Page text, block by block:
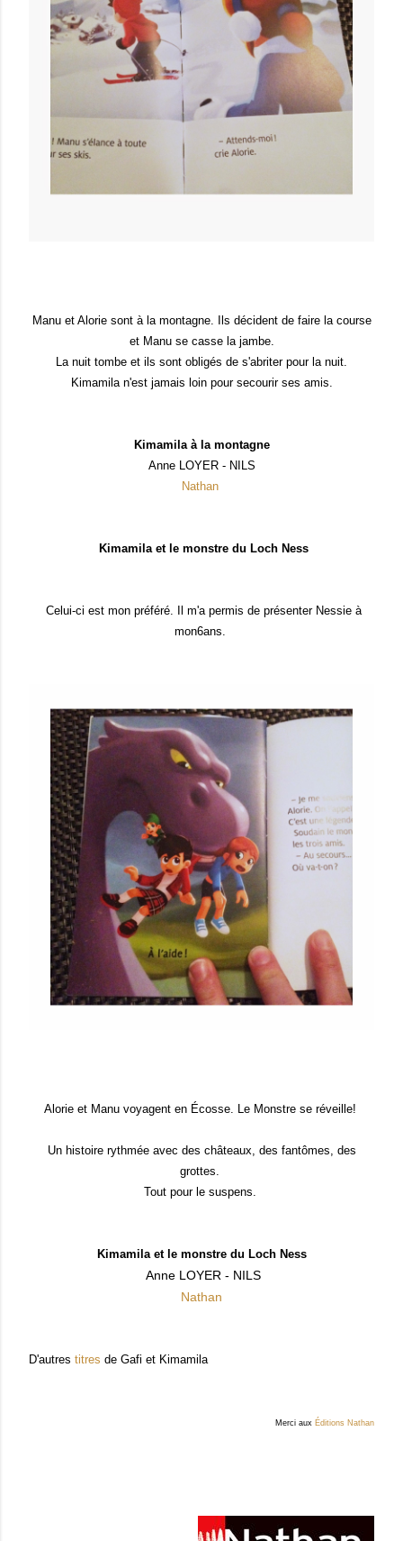
Manu et Alorie sont à la montagne. Ils décident de faire la course
et Manu se casse la jambe.
La nuit tombe et ils sont obligés de s'abriter pour la nuit.
Kimamila n'est jamais loin pour secourir ses amis.
Kimamila à la montagne
Anne LOYER - NILS
Nathan
Kimamila et le monstre du Loch Ness
Celui-ci est mon préféré. Il m'a permis de présenter Nessie à
mon6ans.
Alorie et Manu voyagent en Écosse. Le Monstre se réveille!
Un histoire rythmée avec des châteaux, des fantômes, des
grottes.
Tout pour le suspens.
Kimamila et le monstre du Loch Ness
Anne LOYER - NILS
Nathan
D'autres titres de Gafi et Kimamila
Merci aux Éditions Nathan